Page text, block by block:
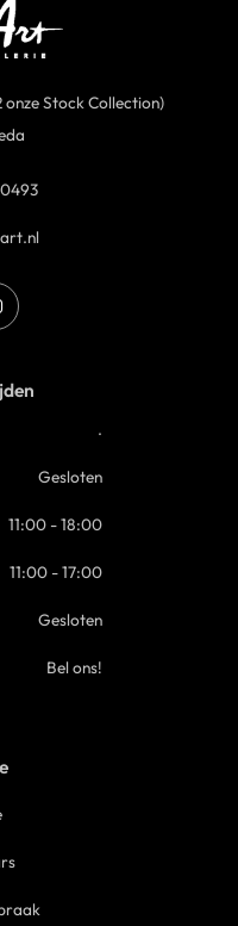
Stock Collection)
.
Gesloten
11:00 - 18:00
11:00 - 17:00
Gesloten
Bel ons!